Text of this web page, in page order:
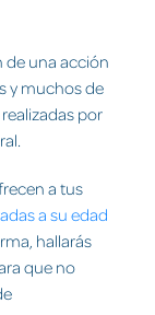
de una acción
y muchos de
por
a tus
a su edad
hallarás
que no